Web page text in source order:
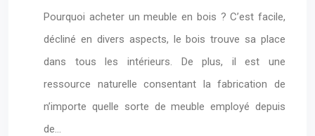
Pourquoi acheter un meuble en bois ? C’est facile,
décliné en divers aspects, le bois trouve sa place
dans tous les intérieurs. De plus, il est une
ressource naturelle consentant la fabrication de
n’importe quelle sorte de meuble employé depuis
de…